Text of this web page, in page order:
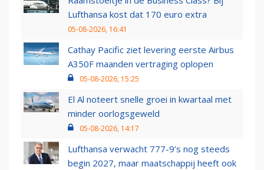
Lufthansa kost dat 170 euro extra
05-08-2026, 16:41
Cathay Pacific ziet levering eerste Airbus
A350F maanden vertraging oplopen
05-08-2026, 15:25
El Al noteert snelle groei in kwartaal met
minder oorlogsgeweld
05-08-2026, 14:17
Lufthansa verwacht 777-9’s nog steeds
begin 2027, maar maatschappij heeft ook